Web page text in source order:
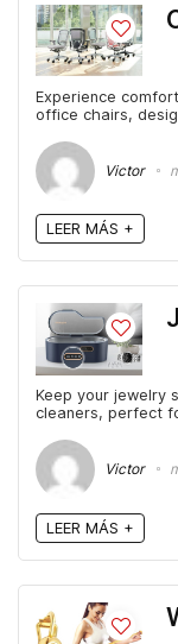
Experience
office chairs,
Victor
LEER MÁS +
Keep your jewelry
cleaners, perfect
Victor
LEER MÁS +